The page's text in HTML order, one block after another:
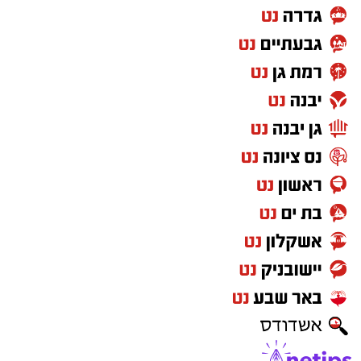
הערב נפתח בשירה אדירה תוך השתתפות פעילה
של הקהל הרב ששר יחד עם האמנים שירי רגש
ודבקות, כאשר בהמשך הפך האולם לרחבת
ריקודים אחת גדולה כאשר הזמרים מקפיצים את
הקהל בשירה אדירה אל תוך הלילה.